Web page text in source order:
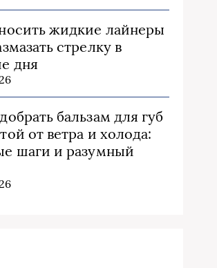
жидкие лайнеры
стрелку в
дня
бальзам для губ
от ветра и холода:
шаги и разумный